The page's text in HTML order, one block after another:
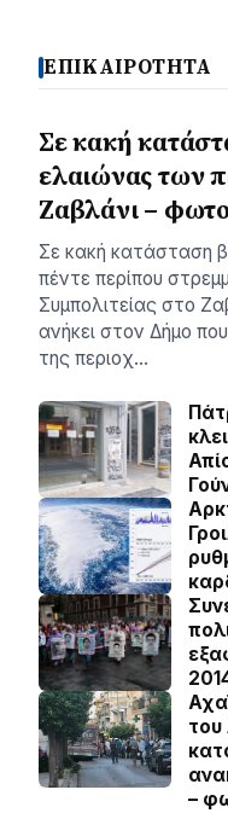
ΕΠΙΚΑΙΡΟΤΗΤΑ
Σε κακή
ελαιώνας των
Ζαβλάνι –
Σε κακή κατάσταση
πέντε περίπου
Συμπολιτείας στο
ανήκει στον Δήμο
της περιοχ…
–